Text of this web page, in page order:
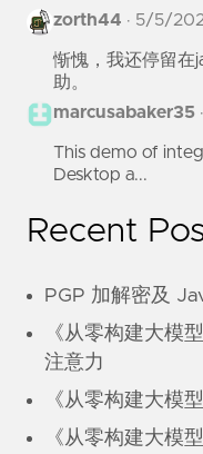
zorth44 · 5/5/
惭愧，我还停留在
助。
marcusabaker35 ·
This demo of
Desktop a...
Recent
PGP 加解密及
《从零构建大模
注意力
《从零构建大模
《从零构建大模